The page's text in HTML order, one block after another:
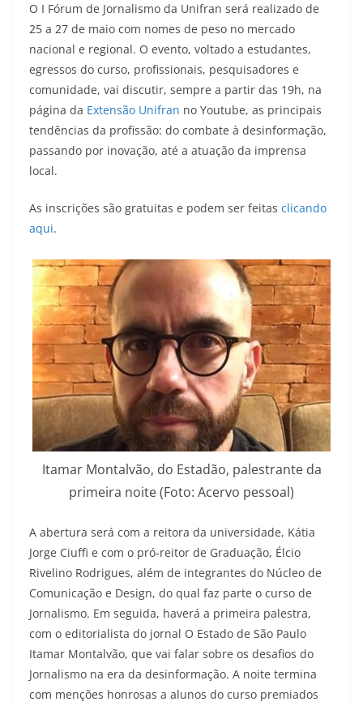
O I Fórum de Jornalismo da Unifran será realizado de
25 a 27 de maio com nomes de peso no mercado
nacional e regional. O evento, voltado a estudantes,
egressos do curso, profissionais, pesquisadores e
comunidade, vai discutir, sempre a partir das 19h, na
página da Extensão Unifran no Youtube, as principais
tendências da profissão: do combate à desinformação,
passando por inovação, até a atuação da imprensa
local.
As inscrições são gratuitas e podem ser feitas clicando
aqui.
Itamar Montalvão, do Estadão, palestrante da
primeira noite (Foto: Acervo pessoal)
A abertura será com a reitora da universidade, Kátia
Jorge Ciuffi e com o pró-reitor de Graduação, Élcio
Rivelino Rodrigues, além de integrantes do Núcleo de
Comunicação e Design, do qual faz parte o curso de
Jornalismo. Em seguida, haverá a primeira palestra,
com o editorialista do jornal O Estado de São Paulo
Itamar Montalvão, que vai falar sobre os desafios do
Jornalismo na era da desinformação. A noite termina
com menções honrosas a alunos do curso premiados